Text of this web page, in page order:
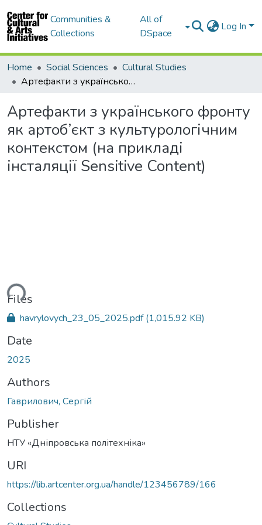
Communities &
Collections
All of
DSpace
Log In
Home Social Sciences
Cultural Studies
Артефакти з українського фронту як артоб’єкт з культурологічним контекстом (на прикладі інсталяції Sensitive Content)
Артефакти з українського фронту
як артоб’єкт з культурологічним
контекстом (на прикладі
інсталяції Sensitive Content)
Files
havrylovych_23_05_2025.pdf(1,015.92 KB)
Date
2025
Authors
Гаврилович, Сергій
Publisher
НТУ «Дніпровська політехніка»
URI
https://lib.artcenter.org.ua/handle/123456789/166
Collections